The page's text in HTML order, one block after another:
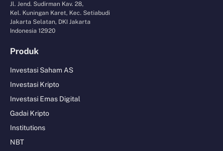
Jl. Jend. Sudirman Kav. 28,
Kel. Kuningan Karet, Kec. Setiabudi
Jakarta Selatan, DKI Jakarta
Indonesia 12920
Produk
Investasi Saham AS
Investasi Kripto
Investasi Emas Digital
Gadai Kripto
Institutions
NBT